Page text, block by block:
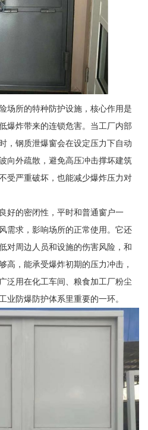
场所的特种防护设施，核心作用是
爆炸带来的连锁危害。当工厂内部
，钢质泄爆窗会在设定压力下自动
向外疏散，避免高压冲击撑坏建筑
受严重破坏，也能减少爆炸压力对
好的密闭性，平时和普通窗户一
需求，影响场所的正常使用。它还
对周边人员和设施的伤害风险，和
高，能承受爆炸初期的压力冲击，
泛用在化工车间、粮食加工厂粉尘
业防爆防护体系里重要的一环。